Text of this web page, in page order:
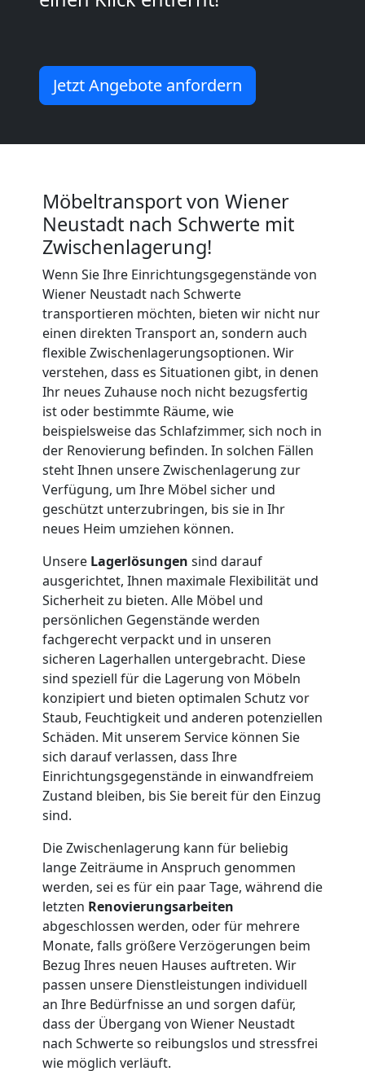
Jetzt Angebote anfordern
Möbeltransport von Wiener
Neustadt nach Schwerte mit
Zwischenlagerung!
Wenn Sie Ihre Einrichtungsgegenstände von
Wiener Neustadt nach Schwerte
transportieren möchten, bieten wir nicht nur
einen direkten Transport an, sondern auch
flexible Zwischenlagerungsoptionen. Wir
verstehen, dass es Situationen gibt, in denen
Ihr neues Zuhause noch nicht bezugsfertig
ist oder bestimmte Räume, wie
beispielsweise das Schlafzimmer, sich noch in
der Renovierung befinden. In solchen Fällen
steht Ihnen unsere Zwischenlagerung zur
Verfügung, um Ihre Möbel sicher und
geschützt unterzubringen, bis sie in Ihr
neues Heim umziehen können.
Unsere Lagerlösungen sind darauf
ausgerichtet, Ihnen maximale Flexibilität und
Sicherheit zu bieten. Alle Möbel und
persönlichen Gegenstände werden
fachgerecht verpackt und in unseren
sicheren Lagerhallen untergebracht. Diese
sind speziell für die Lagerung von Möbeln
konzipiert und bieten optimalen Schutz vor
Staub, Feuchtigkeit und anderen potenziellen
Schäden. Mit unserem Service können Sie
sich darauf verlassen, dass Ihre
Einrichtungsgegenstände in einwandfreiem
Zustand bleiben, bis Sie bereit für den Einzug
sind.
Die Zwischenlagerung kann für beliebig
lange Zeiträume in Anspruch genommen
werden, sei es für ein paar Tage, während die
letzten Renovierungsarbeiten
abgeschlossen werden, oder für mehrere
Monate, falls größere Verzögerungen beim
Bezug Ihres neuen Hauses auftreten. Wir
passen unsere Dienstleistungen individuell
an Ihre Bedürfnisse an und sorgen dafür,
dass der Übergang von Wiener Neustadt
nach Schwerte so reibungslos und stressfrei
wie möglich verläuft.
Neustadt
Kleiner
Neustadt
Küchenumzug
Wiener
Neustadt
Umzug
und
Lagerung
Wiener
Neustadt
Full-
Service-
Umzug
Wiener
Neustadt
Qualitäts-
Umzüge
Wiener
Neustadt